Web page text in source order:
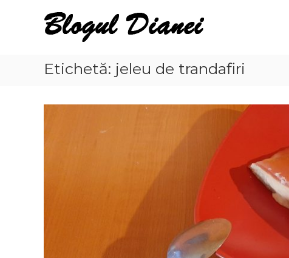
Blogul
Dianei
Blognotes
opinie,
Etichetă: jeleu de trandafiri